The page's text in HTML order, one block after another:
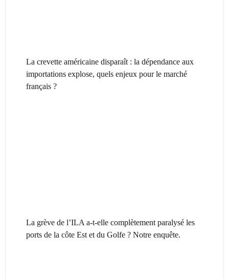
La crevette américaine disparaît : la dépendance aux
importations explose, quels enjeux pour le marché
français ?
La grève de l’ILA a-t-elle complètement paralysé les
ports de la côte Est et du Golfe ? Notre enquête.